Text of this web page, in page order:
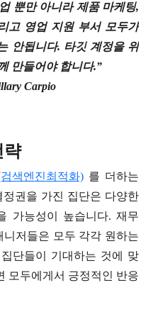
뿐만 아니라 제품 마케팅,
고 영업 지원 부서 모두가
안됩니다. 타깃 계정을 위
만들어야 합니다.”
Carpio
략
색엔진최적화) 를 더하는
권을 가진 집단은 다양한
가능성이 높습니다. 재무
저들은 모두 각각 원하는
단들이 기대하는 것에 맞
모두에게서 긍정적인 반응